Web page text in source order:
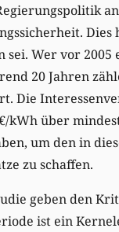
sei. Wer vor
20 Jahren
Die
kWh über
um den in
zu schaffen.
geben den
ist ein